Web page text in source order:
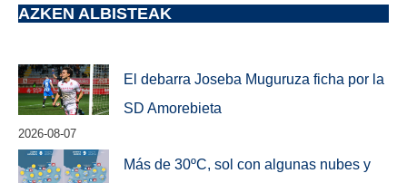
AZKEN ALBISTEAK
El debarra Joseba Muguruza ficha por la
SD Amorebieta
2026-08-07
Más de 30ºC, sol con algunas nubes y